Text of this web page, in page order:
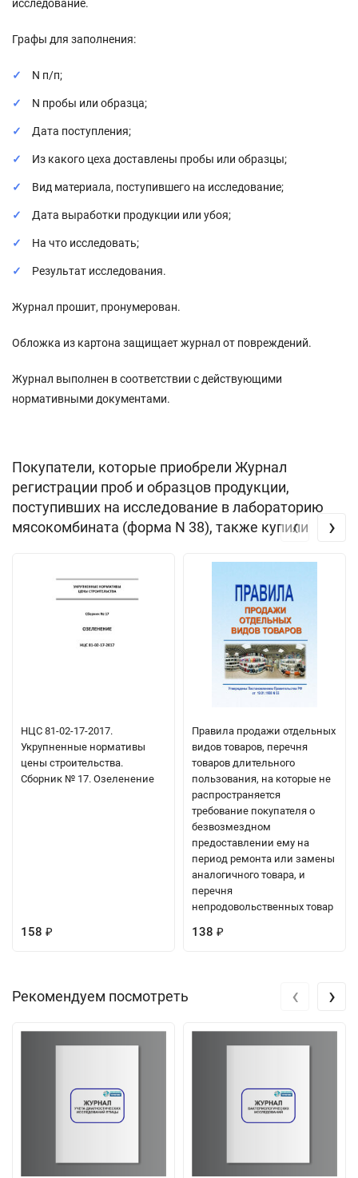
исследование.
Графы для заполнения:
N п/п;
N пробы или образца;
Дата поступления;
Из какого цеха доставлены пробы или образцы;
Вид материала, поступившего на исследование;
Дата выработки продукции или убоя;
На что исследовать;
Результат исследования.
Журнал прошит, пронумерован.
Обложка из картона защищает журнал от повреждений.
Журнал выполнен в соответствии с действующими
нормативными документами.
Покупатели, которые приобрели Журнал
регистрации проб и образцов продукции,
поступивших на исследование в лабораторию
мясокомбината (форма N 38), также купили
НЦС 81-02-17-2017.
Укрупненные нормативы
цены строительства.
Сборник № 17. Озеленение
158 ₽
Правила продажи отдельных
видов товаров, перечня
товаров длительного
пользования, на которые не
распространяется
требование покупателя о
безвозмездном
предоставлении ему на
период ремонта или замены
аналогичного товара, и
перечня
непродовольственных товар
138 ₽
‹ ›
Рекомендуем посмотреть ‹ ›